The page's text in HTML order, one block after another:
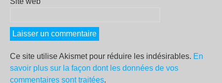
Ce site utilise Akismet pour réduire les indésirables. En
savoir plus sur la façon dont les données de vos
commentaires sont traitées.